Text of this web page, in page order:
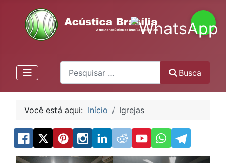
Pesquisa
Busca
Você está aqui: Início Igrejas